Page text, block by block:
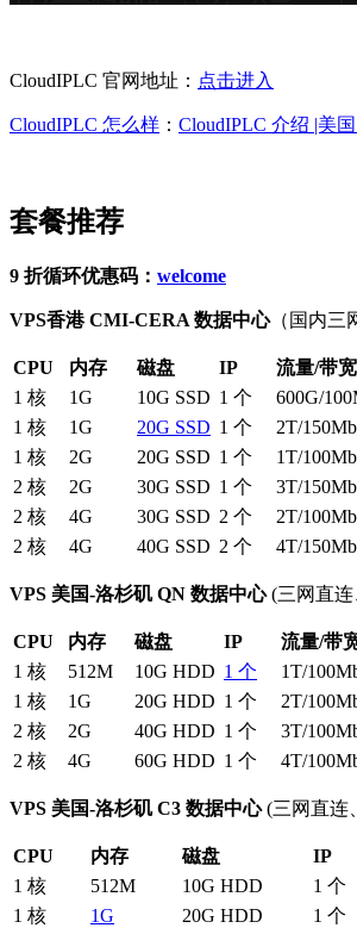
CloudIPLC 官网地址： 点击进入
CloudIPLC 怎么样 ： CloudIPLC 介绍 |美
套餐推荐
9 折循环优惠码： welcome
VPS香港 CMI-CERA 数据中心（国内三
CPU 内存 磁盘 IP 流量/带宽
1 核
1G 10G SSD 1 个 600G/
1 核
1G 20G SSD 1 个 2T/
1 核
2G 20G SSD 1 个 1T/
2 核
2G 30G SSD 1 个 3T/
2 核
4G 30G SSD 2 个 2T/
2 核
4G 40G SSD 2 个 4T/
VPS 美国-洛杉矶 QN 数据中心(三网直连
CPU 内存 磁盘 IP 流量/带
1 核
512M 10G HDD 1 个 1T/
1 核
1G 20G HDD 1 个 2T/
2 核
2G 40G HDD 1 个 3T/
2 核
4G 60G HDD 1 个 4T/
VPS 美国-洛杉矶 C3 数据中心(三网直连
CPU 内存 磁盘 IP
1 核
512M 10G HDD 1 个
1 核
1G 20G HDD 1 个